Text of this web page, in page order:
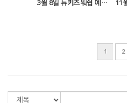
3월 8일 뉴키즈워쉽 예배현황
1 2